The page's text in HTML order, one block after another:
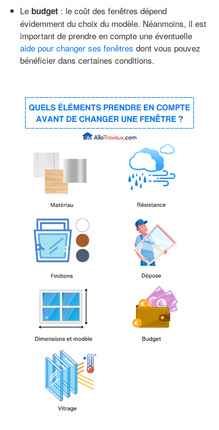
Le budget : le coût des fenêtres dépend
évidemment du choix du modèle. Néanmoins, il est
important de prendre en compte une éventuelle
aide pour changer ses fenêtres dont vous pouvez
bénéficier dans certaines conditions.